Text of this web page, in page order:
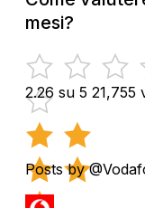
mesi?
2.26 su 5 21,755
Posts by